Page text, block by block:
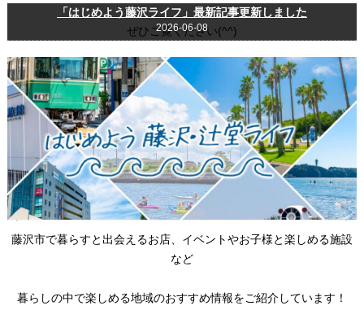
「はじめよう藤沢ライフ」最新記事更新しました
2026-06-08
ぜひご覧ください(^^)
藤沢市で暮らすと出会えるお店、イベントやお子様と楽しめる施設
など
暮らしの中で楽しめる地域のおすすめ情報をご紹介しています！